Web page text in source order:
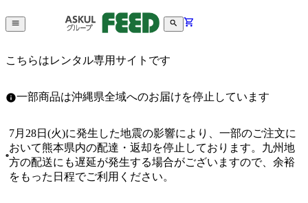
こちらはレンタル専用サイトです
一部商品は沖縄県全域へのお届けを停止しています
7月28日(火)に発生した地震の影響により、一部のご注文に
おいて熊本県内の配達・返却を停止しております。九州地
方の配送にも遅延が発生する場合がございますので、余裕
をもった日程でご利用ください。